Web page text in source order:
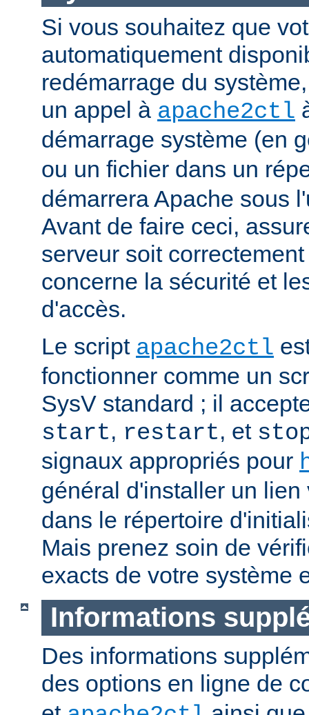
Si vous souhaitez que
automatiquement
redémarrage du
un appel à apache2ctl
démarrage système (en
ou un fichier dans un
démarrera Apache sous
Avant de faire ceci,
serveur soit
concerne la sécurité et
d'accès.
Le script apache2ctl
fonctionner comme un
SysV standard ; il
start, restart, et
signaux appropriés pour
général d'installer un
dans le répertoire
Mais prenez soin de
exacts de votre système
Informations
Des informations
des options en ligne de